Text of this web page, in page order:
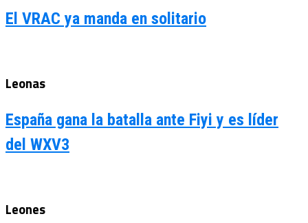
El VRAC ya manda en solitario
Leonas
España gana la batalla ante Fiyi y es líder
del WXV3
Leones